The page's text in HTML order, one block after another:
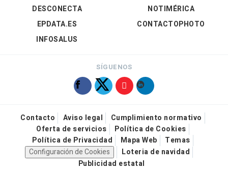
DESCONECTA
EPDATA.ES
INFOSALUS
NOTIMÉRICA
CONTACTOPHOTO
SÍGUENOS
Contacto Aviso legal
Cumplimiento normativo
Oferta de servicios
Política de Cookies
Política de Privacidad
Mapa Web
Temas
Configuración de Cookies
Loteria de navidad
Publicidad estatal